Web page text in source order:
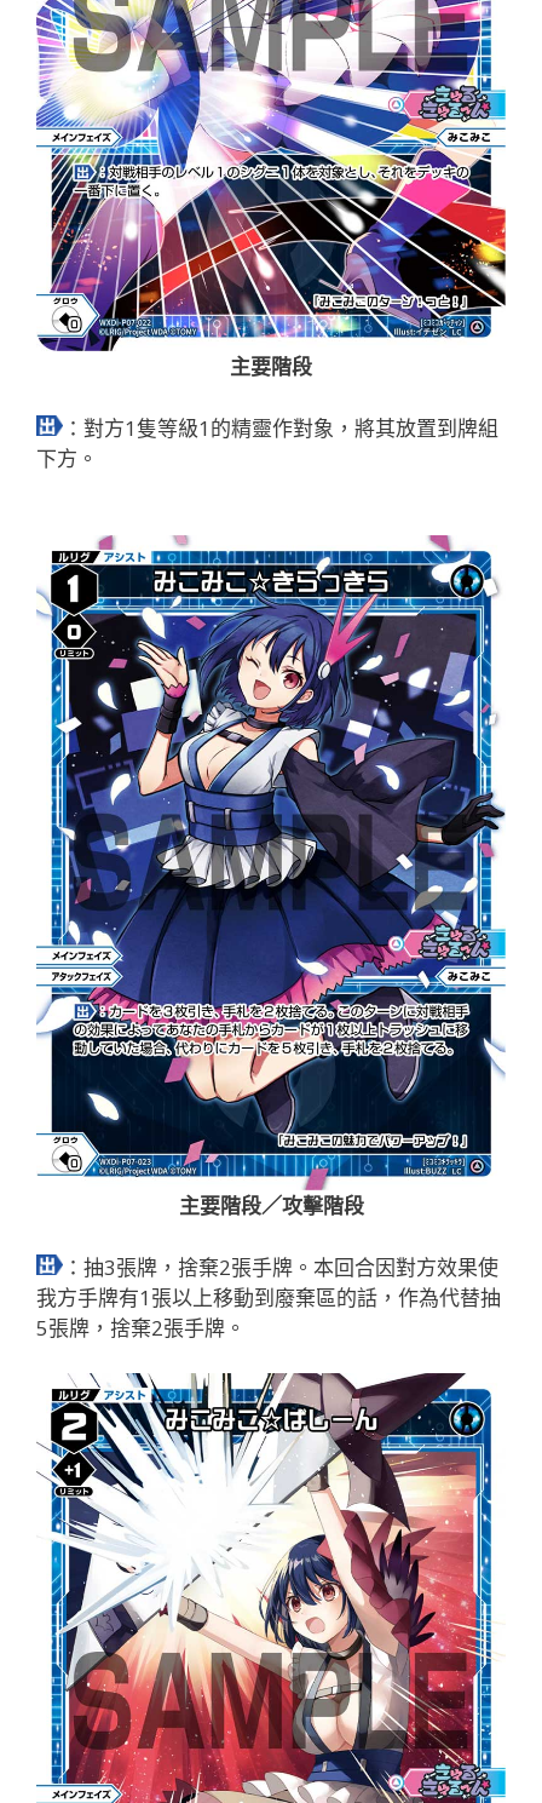
主要階段
：對方1隻等級1的精靈作對象，將其放置到牌組
下方。
主要階段／攻擊階段
：抽3張牌，捨棄2張手牌。本回合因對方效果使
我方手牌有1張以上移動到廢棄區的話，作為代替抽
5張牌，捨棄2張手牌。